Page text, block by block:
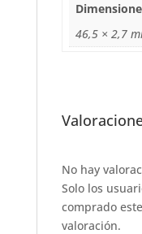
k
46,5 × 2,7
No hay
Solo los
comprado
valoración.